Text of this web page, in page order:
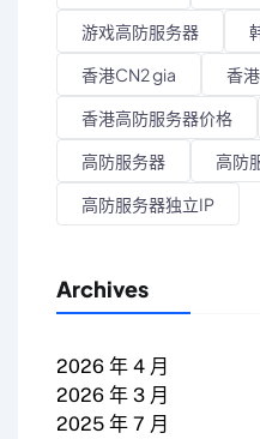
游戏高防服务器
香港CN2 gia
香
香港高防服务器价格
高防服务器
高防
高防服务器独立IP
Archives
2026 年 4 月
2026 年 3 月
2025 年 7 月